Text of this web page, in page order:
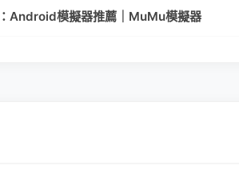
Android模擬器推薦｜MuMu模擬器